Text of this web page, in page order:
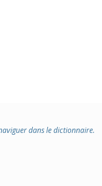
dans le dictionnaire.